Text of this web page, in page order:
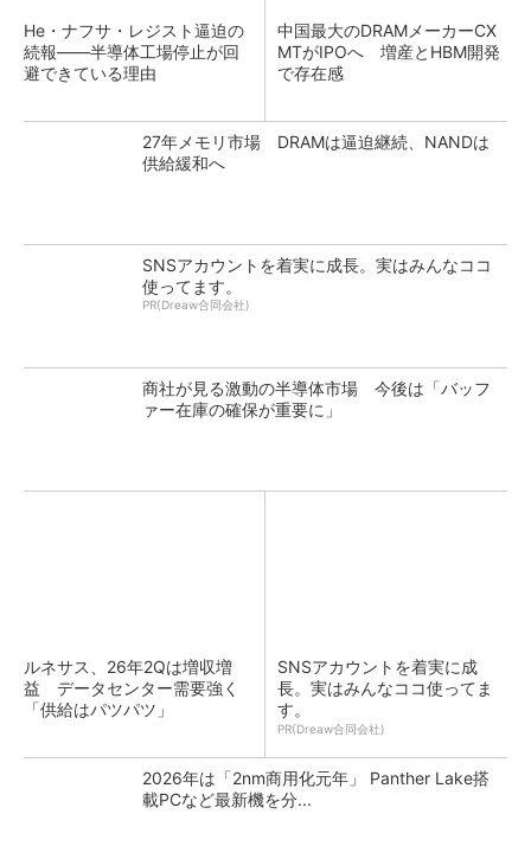
He・ナフサ・レジスト逼迫の
続報――半導体工場停止が回
避できている理由
中国最大のDRAMメーカーCX
MTがIPOへ 増産とHBM開発
で存在感
27年メモリ市場 DRAMは逼迫継続、NANDは
供給緩和へ
SNSアカウントを着実に成長。実はみんなココ
使ってます。
PR(Dreaw合同会社)
商社が見る激動の半導体市場 今後は「バッフ
ァー在庫の確保が重要に」
ルネサス、26年2Qは増収増
益 データセンター需要強く
「供給はパツパツ」
SNSアカウントを着実に成
長。実はみんなココ使ってま
す。
PR(Dreaw合同会社)
2026年は「2nm商用化元年」 Panther Lake搭
載PCなど最新機を分...